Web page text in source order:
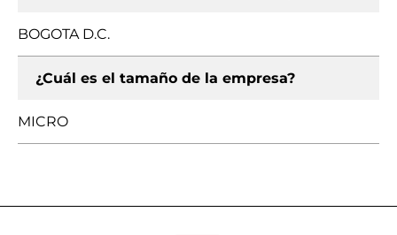
BOGOTA D.C.
¿Cuál es el tamaño de la empresa?
MICRO